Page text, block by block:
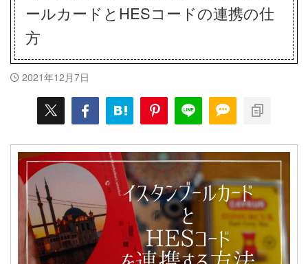
ールカードとHESコードの連携の仕
方
2021年12月7日